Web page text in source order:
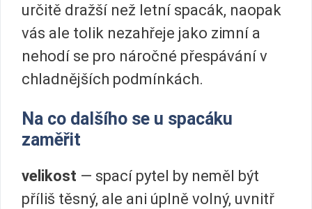
určitě dražší než letní spacák, naopak
vás ale tolik nezahřeje jako zimní a
nehodí se pro náročné přespávání v
chladnějších podmínkách.
Na co dalšího se u spacáku
zaměřit
velikost — spací pytel by neměl být
příliš těsný, ale ani úplně volný, uvnitř